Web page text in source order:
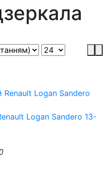
Logan Sandero 13-